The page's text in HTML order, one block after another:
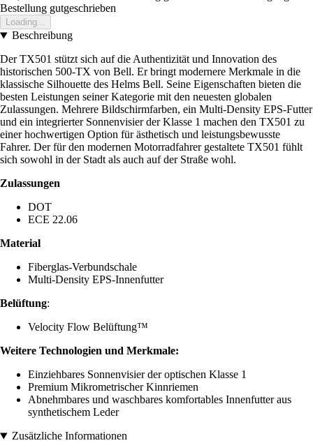
Bestellung gutgeschrieben
Loading...
Beschreibung
Der TX501 stützt sich auf die Authentizität und Innovation des
historischen 500-TX von Bell. Er bringt modernere Merkmale in die
klassische Silhouette des Helms Bell. Seine Eigenschaften bieten die
besten Leistungen seiner Kategorie mit den neuesten globalen
Zulassungen. Mehrere Bildschirmfarben, ein Multi-Density EPS-Futter
und ein integrierter Sonnenvisier der Klasse 1 machen den TX501 zu
einer hochwertigen Option für ästhetisch und leistungsbewusste
Fahrer. Der für den modernen Motorradfahrer gestaltete TX501 fühlt
sich sowohl in der Stadt als auch auf der Straße wohl.
Zulassungen
DOT
ECE 22.06
Material
Fiberglas-Verbundschale
Multi-Density EPS-Innenfutter
Belüftung:
Velocity Flow Belüftung™
Weitere Technologien und Merkmale:
Einziehbares Sonnenvisier der optischen Klasse 1
Premium Mikrometrischer Kinnriemen
Abnehmbares und waschbares komfortables Innenfutter aus
synthetischem Leder
Zusätzliche Informationen